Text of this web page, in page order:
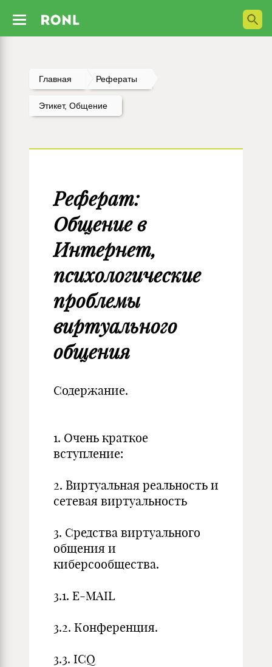
Главная Рефераты
Этикет, Общение
Реферат:
Общение в
Интернет,
психологические
проблемы
виртуального
общения
Содержание.
1. Очень краткое
вступление:
2. Виртуальная реальность и
сетевая виртуальность
3. Средства виртуального
общения и
киберсообщества.
3.1. E-MAIL
3.2. Конференция.
3.3. ICQ